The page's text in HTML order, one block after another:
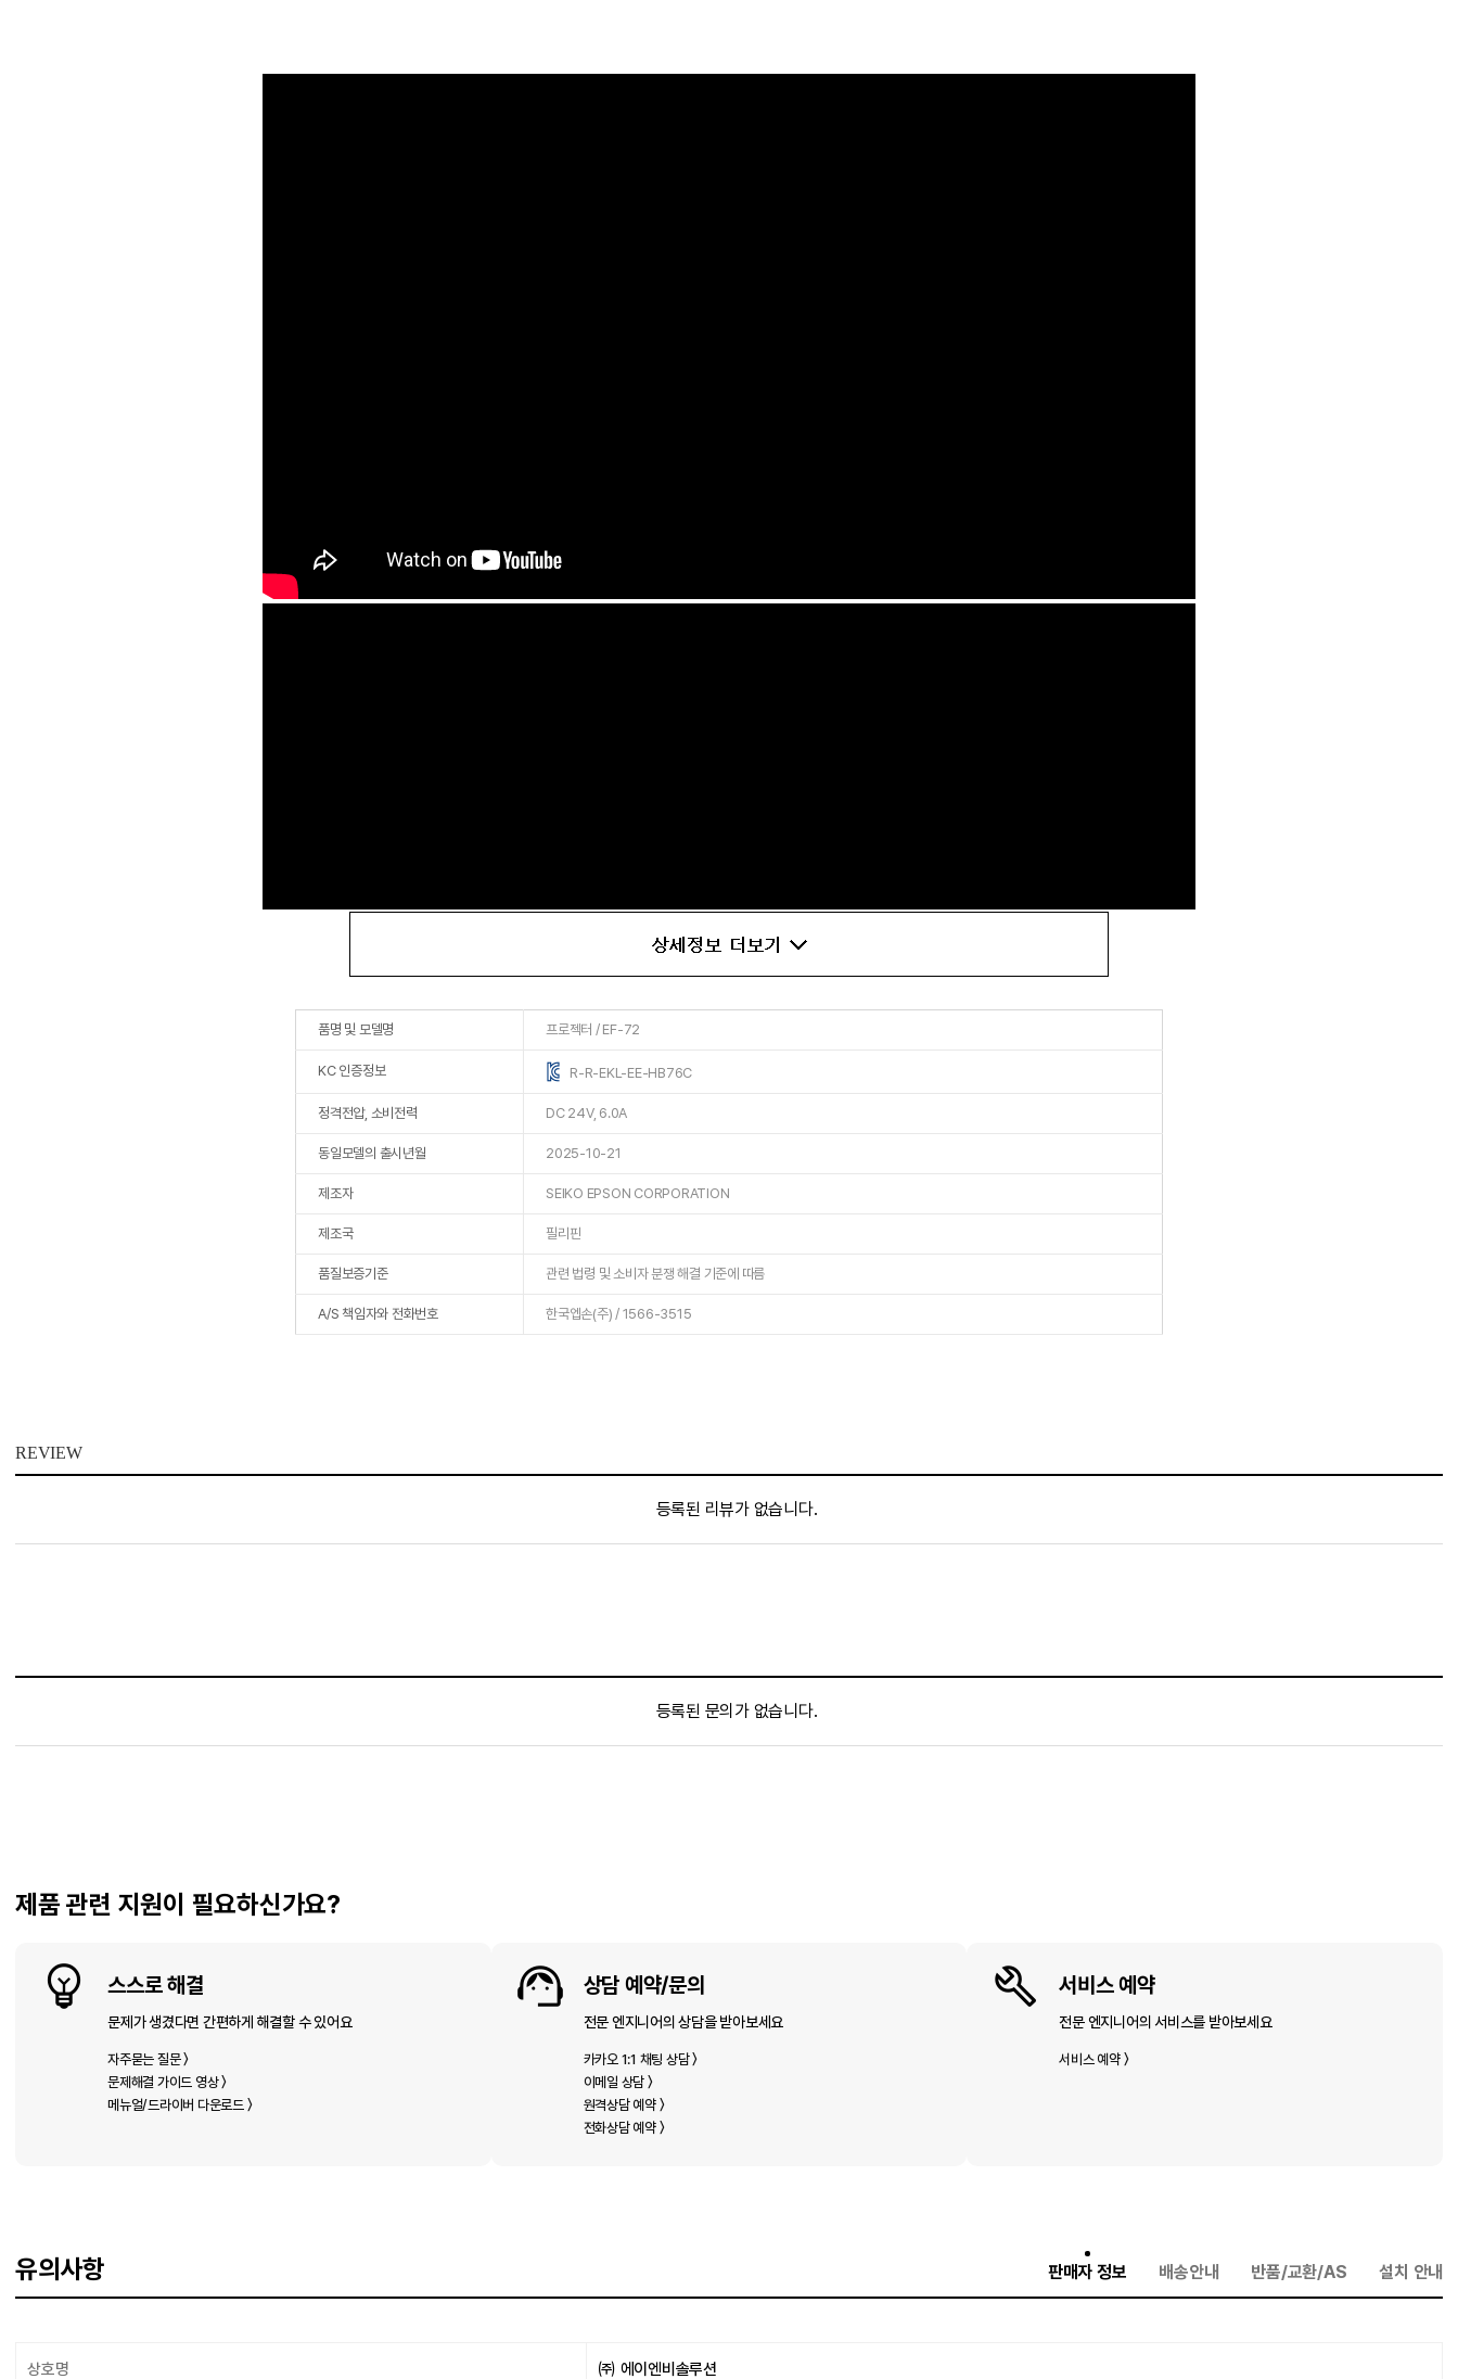
품명 및 모델명 프로젝터 / EF-72
KC 인증정보 R-R-EKL-EE-HB76C
정격전압, 소비전력 DC 24V, 6.0A
동일모델의 출시년월 2025-10-21
제조자 SEIKO EPSON CORPORATION
제조국 필리핀
품질보증기준 관련 법령 및 소비자 분쟁 해결 기준에 따름
A/S 책임자와 전화번호 한국엡손(주) / 1566-3515
REVIEW
등록된 리뷰가 없습니다.
등록된 문의가 없습니다.
제품 관련 지원이 필요하신가요?
스스로 해결
문제가 생겼다면 간편하게 해결할 수 있어요
자주묻는 질문 〉
문제해결 가이드 영상 〉
메뉴얼/드라이버 다운로드 〉
상담 예약/문의
전문 엔지니어의 상담을 받아보세요
카카오 1:1 채팅 상담 〉
이메일 상담 〉
원격상담 예약 〉
전화상담 예약 〉
서비스 예약
전문 엔지니어의 서비스를 받아보세요
서비스 예약 〉
유의사항 판매자 정보 배송안내 반품/교환/AS 설치 안내
상호명 ㈜ 에이엔비솔루션